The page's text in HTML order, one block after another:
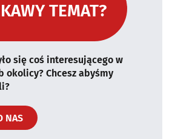
TEMAT?
się coś interesującego w
okolicy? Chcesz abyśmy
NAS